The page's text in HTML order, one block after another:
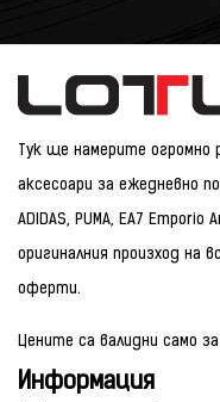
Тук ще намерите огромно
аксесоари за ежедневно
ADIDAS, PUMA, EA7 Emporio
оригиналния произход на
оферти.
Цените са валидни само
Информация